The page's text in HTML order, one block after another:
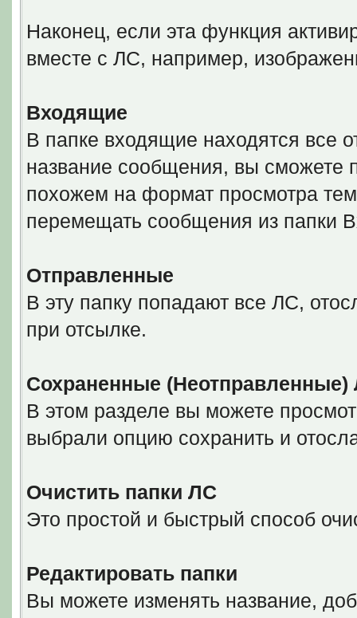
Наконец, если эта функция
вместе с ЛС, например,
Входящие
В папке входящие находятся все
название сообщения, вы сможете
похожем на формат просмотра
перемещать сообщения из папки
Отправленные
В эту папку попадают все ЛС,
при отсылке.
Сохраненные (Неотправленные)
В этом разделе вы можете
выбрали опцию сохранить и
Очистить папки ЛС
Это простой и быстрый способ
Редактировать папки
Вы можете изменять название,